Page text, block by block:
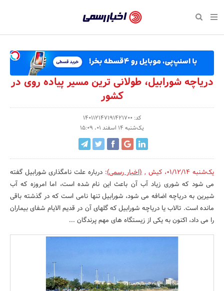
رسمی
-
اخبار
تایید
سازمان‌ها
و
روابط
عمومی‌ها
بازگشت
صفحه نخست پایگاه خبری
اقتصادی
صفحه نخست اقتصادی
تجارت و بازار
کارآفرینی و استارتاپ
کسب و کار و خرده فروشی
صنایع غذایی و کشاورزی
کار و استخدام
بانک، بیمه و سرمایه
مسکن و ساختمان
اجتماعی
صفحه نخست اجتماعی
علم و آموزش
بهداشت و درمان
محیط زیست
تبلیغات و روابط عمومی
صفحه نخست فرهنگی
رسانه‌ها
نشریات و کتاب
صنایع دستی
صفحه نخست ورزش
تازه‌های ورزش
مکان‌های ورزشی
صفحه نخست سبک زندگی
سلامت و زیبایی
روانشناسی و موفقیت
رویداد
صفحه نخست رویداد
حراج و تخفیف
جشنواره، نمایشگاه و
دریاچه شورابیل، طولانی ترین مسیر پیاده روی در
کشور
کد: 140112147191421700
یک‌شنبه 14 اسفند 01، 15:09
یک‌شنبه 01/12/14 ، کیش , (اخبار رسمی): درباره علت نامگذاری شورابیل گفته
می شود که شوری زیاد آب آن باعث این نام شده است، اما امروزه که آب
شیرین به دریاچه اضافه می شود، شورابیل تنها نامی است که در گذشته باقی
مانده است. تالاب یا دریاچه شورابیل که گلهای آن در قدیم الایام شفای بیماران
را می داد، اکنون به یکی از زیستگاه های مهم پرندگان ...